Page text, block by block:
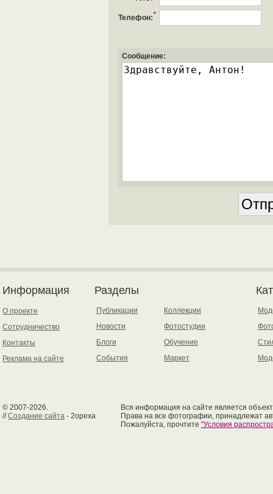
Телефон:*
Сообщение:
Информация
О проекте
Сотрудничество
Контакты
Реклама на сайте
Разделы
Публикации
Новости
Блоги
События
Коллекции
Фотостудии
Обучение
Маркет
© 2007-2026.
//Создание сайта - 2opexa
Вся информация на сайте является
Права на все фотографии, принадлежат
Пожалуйста, прочтите "Условия